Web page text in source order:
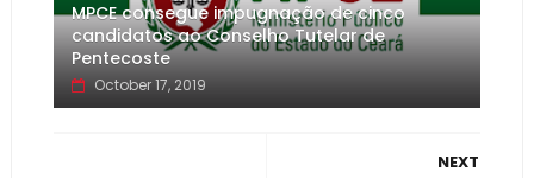
MPCE consegue impugnação de cinco
candidatos ao Conselho Tutelar de
Pentecoste
October 17, 2019
NEXT